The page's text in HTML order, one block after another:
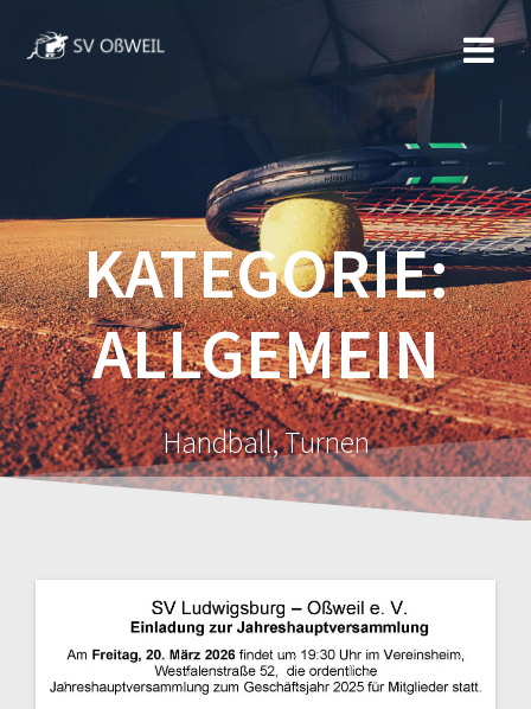
KATEGORIE:
ALLGEMEIN
Handball, Turnen